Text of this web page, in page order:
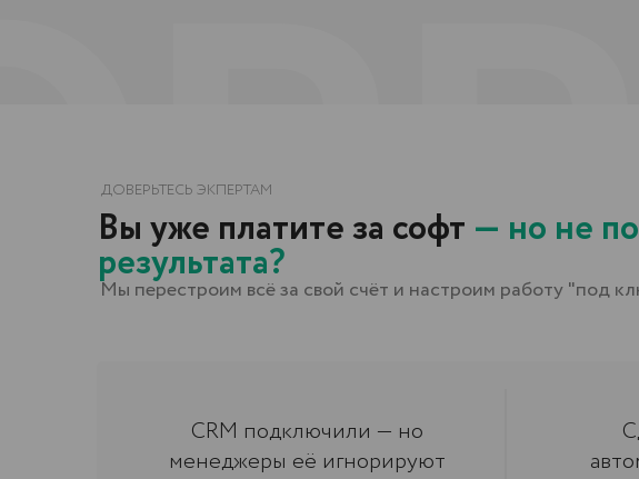
Мы перестроим всё за свой счёт и настроим работу "под ключ" за 7
CRM подключили — но
менеджеры её игнорируют